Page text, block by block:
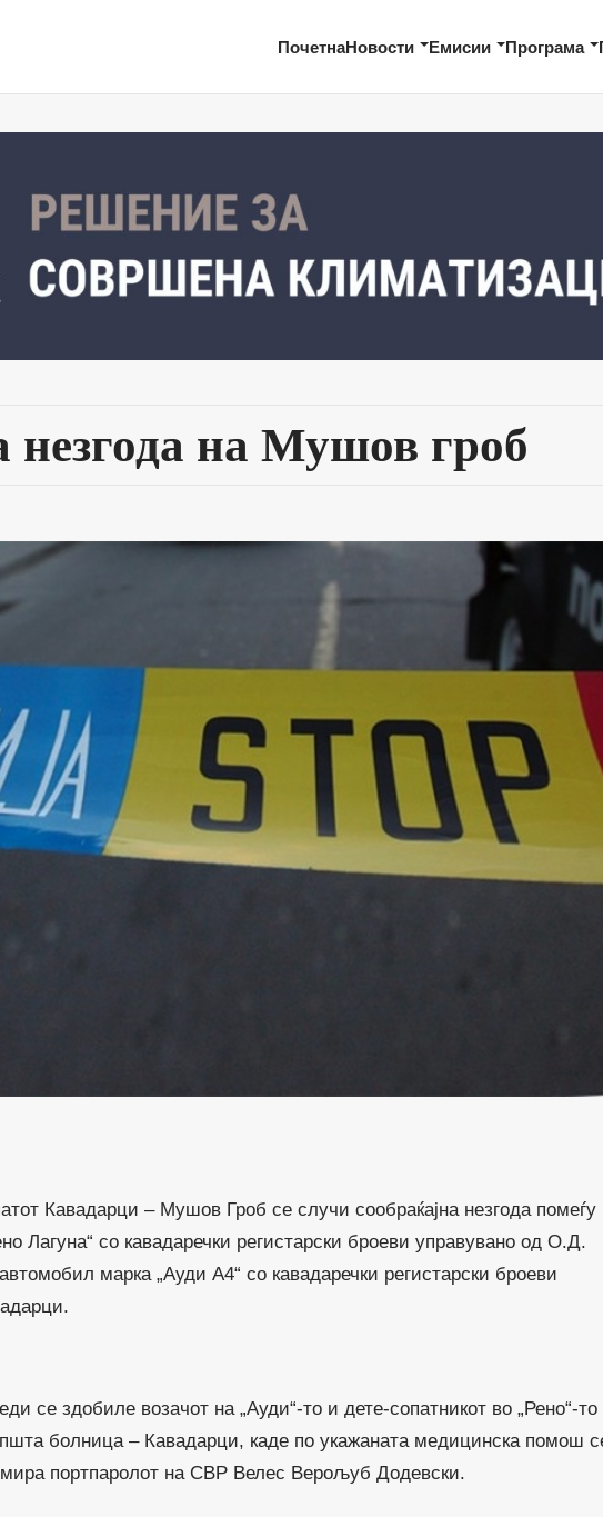
ПочетнаНовости Емисии Програма
незгода на Мушов гроб
Кавадарци – Мушов Гроб се случи сообраќајна незгода помеѓу
Лагуна“ со кавадаречки регистарски броеви управувано од О.Д.
марка „Ауди А4“ со кавадаречки регистарски броеви
се здобиле возачот на „Ауди“-то и дете-сопатникот во „Рено“-то
болница – Кавадарци, каде по укажаната медицинска помош
портпаролот на СВР Велес Верољуб Додевски.